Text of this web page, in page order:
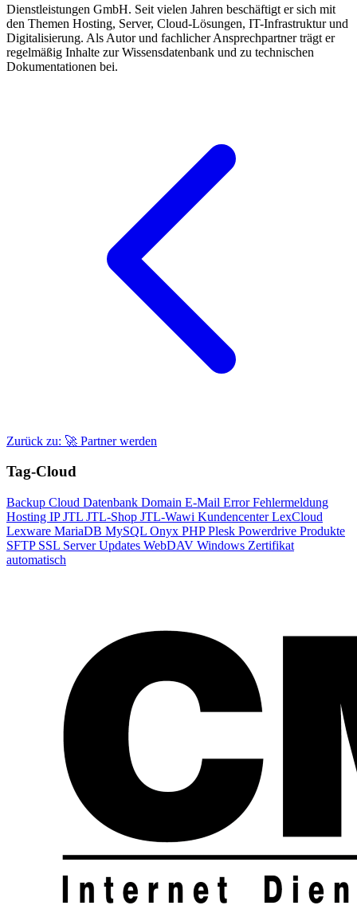
Dienstleistungen GmbH. Seit vielen Jahren beschäftigt er sich mit
den Themen Hosting, Server, Cloud-Lösungen, IT-Infrastruktur und
Digitalisierung. Als Autor und fachlicher Ansprechpartner trägt er
regelmäßig Inhalte zur Wissensdatenbank und zu technischen
Dokumentationen bei.
Zurück zu: 🚀 Partner werden
Tag-Cloud
Backup Cloud Datenbank Domain E-Mail ErrorFehlermeldung
Hosting IPJTL JTL-Shop JTL-Wawi KundencenterLexCloud
Lexware MariaDB MySQL Onyx PHPPlesk Powerdrive Produkte
SFTP SSL ServerUpdates WebDAV Windows Zertifikat
automatisch